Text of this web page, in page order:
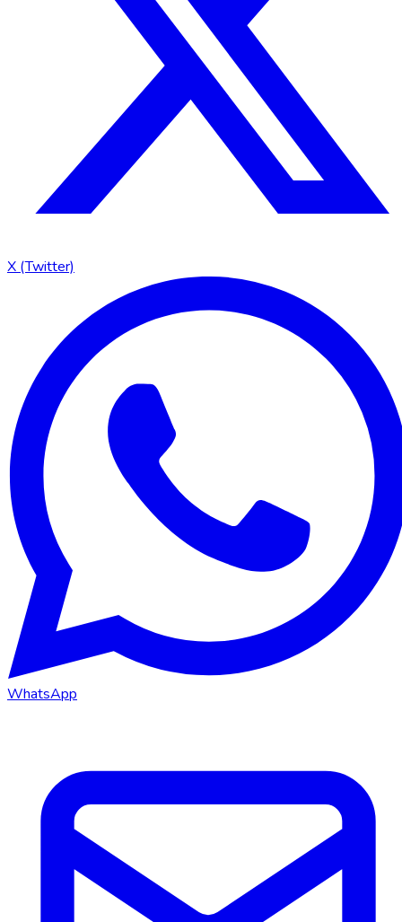
X (Twitter)
WhatsApp